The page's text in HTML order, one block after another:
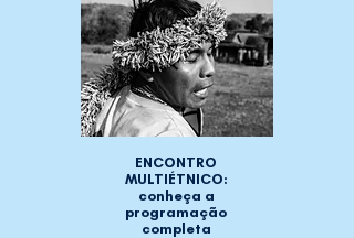
ENCONTRO
MULTIÉTNICO:
conheça a
programação
completa